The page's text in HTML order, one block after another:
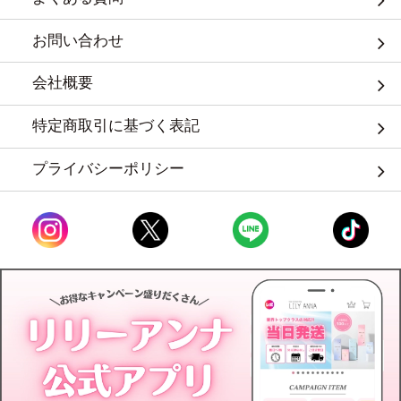
お問い合わせ
会社概要
特定商取引に基づく表記
プライバシーポリシー